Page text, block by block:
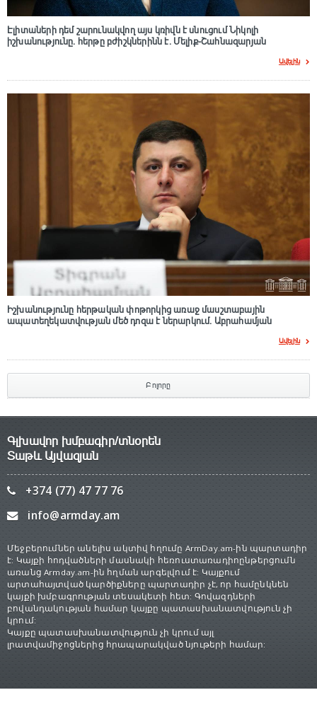
Էլիտաների դեմ շարունակվող այս կռիվն է սնուցում Նիկոլի
իշխանությունը. հերթը բժիշկներինն է. Մելիք-Շահնազարյան
Ավելին
Իշխանությունը հերթական փոթորկից առաջ մասշտաբային
ապատեղեկատվության մեծ դnզա է ներարկում․ Աբրահամյան
Ավելին
Բոլորը
Գլխավոր խմբագիր/տնօրեն
Տաթև Այվազյան
+374 (77) 47 77 76
info@armday.am
Մեջբերումներ անելիս ակտիվ հղումը ArmDay.am-ին պարտադիր
է: Կայքի հոդվածների մասնակի հեռուստառադիոընթերցումն
առանց Armday.am-ին հղման արգելվում է: Կայքում
արտահայտված կարծիքները պարտադիր չէ, որ համընկնեն
կայքի խմբագրության տեսակետի հետ: Գովազդների
բովանդակության համար կայքը պատասխանատվություն չի
կրում:
Կայքը պատասխանատվություն չի կրում այլ
լրատվամիջոցներից հրապարակված նյութերի համար: